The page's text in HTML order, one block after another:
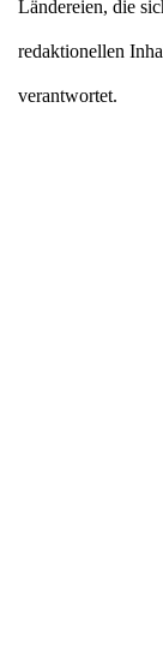
Ländereien, die
redaktionellen
verantwortet.